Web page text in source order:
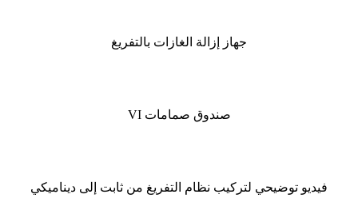
جهاز إزالة الغازات بالتفريغ
صندوق صمامات VI
فيديو توضيحي لتركيب نظام التفريغ من ثابت إلى ديناميكي